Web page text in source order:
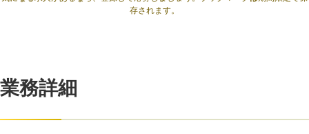
存されます。
業務詳細